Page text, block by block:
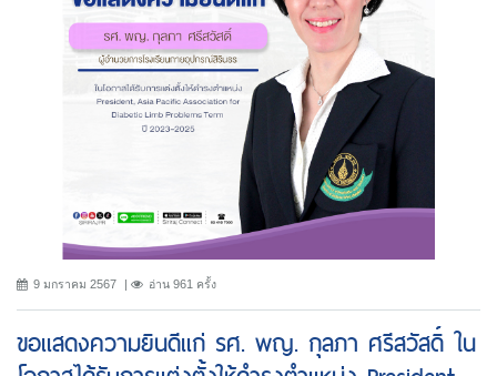
9 มกราคม 2567 อ่าน 961 ครั้ง
ขอแสดงความยินดีแก่ รศ. พญ. กุลภา ศรีสวัสดิ์ ใน